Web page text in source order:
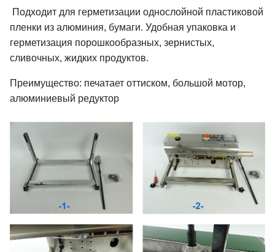
Подходит для герметизации однослойной пластиковой
пленки из алюминия, бумаги. Удобная упаковка и
герметизация порошкообразных, зернистых,
сливочных, жидких продуктов.
Преимущество: печатает оттиском, большой мотор,
алюминиевый редуктор